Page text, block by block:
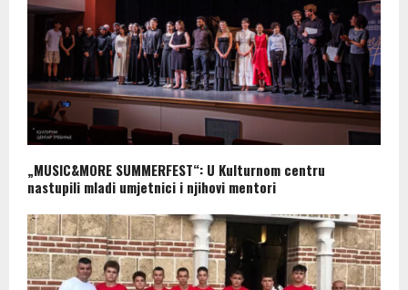
„MUSIC&MORE SUMMERFEST“: U Kulturnom centru
nastupili mladi umjetnici i njihovi mentori